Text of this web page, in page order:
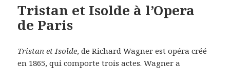
Tristan et Isolde à l’Opera
de Paris
Tristan et Isolde, de Richard Wagner est opéra créé
en 1865, qui comporte trois actes. Wagner a